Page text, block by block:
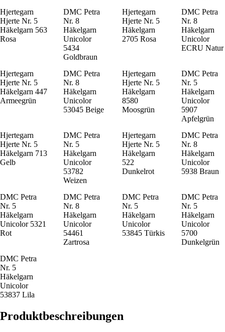
Hjertegarn
Hjerte Nr. 5
Häkelgarn 563
Rosa
DMC Petra
Nr. 8
Häkelgarn
Unicolor
5434
Goldbraun
Hjertegarn
Hjerte Nr. 5
Häkelgarn
2705 Rosa
DMC Petra
Nr. 8
Häkelgarn
Unicolor
ECRU Natur
Hjertegarn
Hjerte Nr. 5
Häkelgarn 447
Armeegrün
DMC Petra
Nr. 8
Häkelgarn
Unicolor
53045 Beige
Hjertegarn
Hjerte Nr. 5
Häkelgarn
8580
Moosgrün
DMC Petra
Nr. 5
Häkelgarn
Unicolor
5907
Apfelgrün
Hjertegarn
Hjerte Nr. 5
Häkelgarn 713
Gelb
DMC Petra
Nr. 5
Häkelgarn
Unicolor
53782
Weizen
Hjertegarn
Hjerte Nr. 5
Häkelgarn
522
Dunkelrot
DMC Petra
Nr. 8
Häkelgarn
Unicolor
5938 Braun
DMC Petra
Nr. 5
Häkelgarn
Unicolor 5321
Rot
DMC Petra
Nr. 8
Häkelgarn
Unicolor
54461
Zartrosa
DMC Petra
Nr. 5
Häkelgarn
Unicolor
53845 Türkis
DMC Petra
Nr. 5
Häkelgarn
Unicolor
5700
Dunkelgrün
DMC Petra
Nr. 5
Häkelgarn
Unicolor
53837 Lila
Produktbeschreibungen